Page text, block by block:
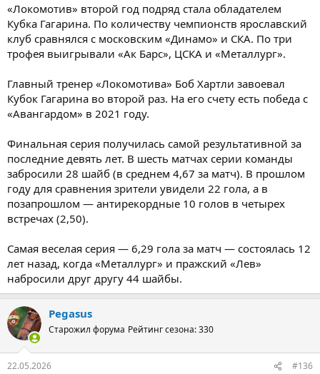
«Локомотив» второй год подряд стала обладателем
Кубка Гагарина. По количеству чемпионств ярославский
клуб сравнялся с московским «Динамо» и СКА. По три
трофея выигрывали «Ак Барс», ЦСКА и «Металлург».
Главный тренер «Локомотива» Боб Хартли завоевал
Кубок Гагарина во второй раз. На его счету есть победа с
«Авангардом» в 2021 году.
Финальная серия получилась самой результативной за
последние девять лет. В шесть матчах серии команды
забросили 28 шайб (в среднем 4,67 за матч). В прошлом
году для сравнения зрители увидели 22 гола, а в
позапрошлом — антирекордные 10 голов в четырех
встречах (2,50).
Самая веселая серия — 6,29 гола за матч — состоялась 12
лет назад, когда «Металлург» и пражский «Лев»
набросили друг другу 44 шайбы.
Pegasus
Старожил форума Рейтинг сезона: 330
22.05.2026 #136